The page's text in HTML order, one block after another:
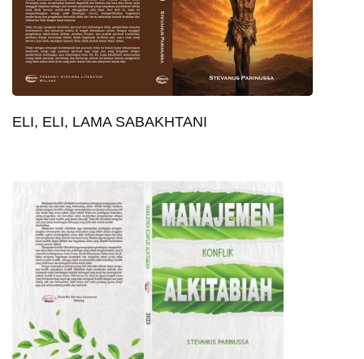
ELI, ELI, LAMA SABAKHTANI